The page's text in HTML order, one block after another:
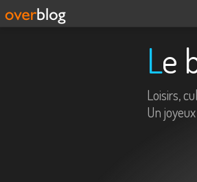
Loisirs,
Un